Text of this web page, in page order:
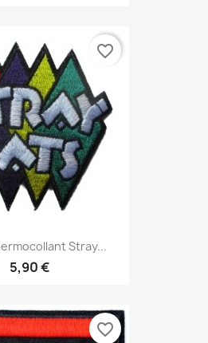
Stray...
5,90 €
favorite_border
favorite_border